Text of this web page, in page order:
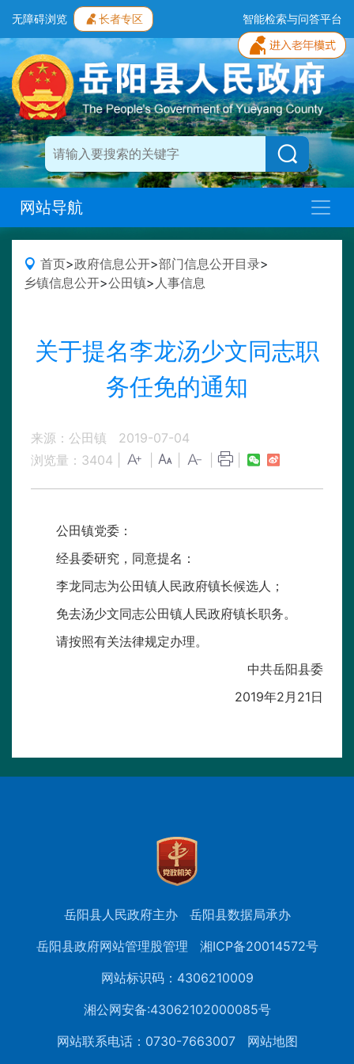
无障碍浏览 长者专区 智能检索与问答平台
网站导航
首页>政府信息公开>部门信息公开目录>
乡镇信息公开>公田镇> 人事信息
关于提名李龙汤少文同志职
务任免的通知
来源：公田镇
2019-07-04
浏览量： 3404
公田镇党委：
经县委研究，同意提名：
李龙同志为公田镇人民政府镇长候选人；
免去汤少文同志公田镇人民政府镇长职务。
请按照有关法律规定办理。
中共岳阳县委
2019年2月21日
岳阳县人民政府主办
岳阳县数据局承办
岳阳县政府网站管理股管理
湘ICP备20014572号
网站标识码：4306210009
湘公网安备:43062102000085号
网站联系电话：0730-7663007
网站地图